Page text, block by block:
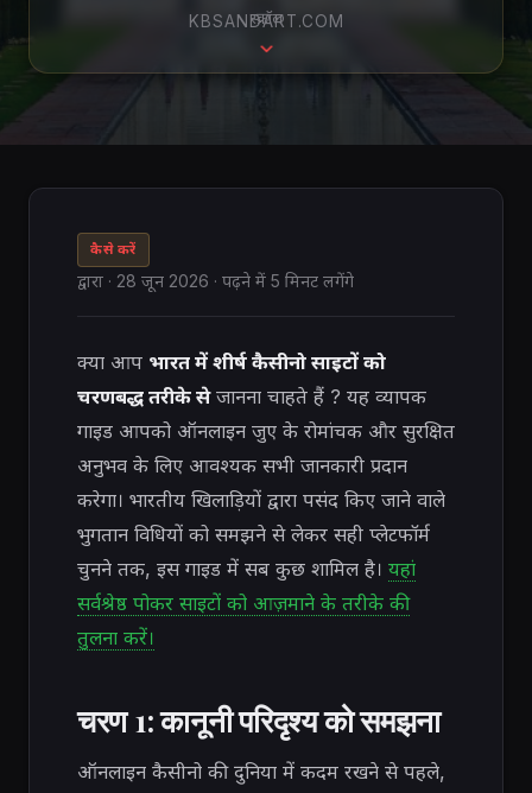
KBSANDART.COM
स्क्रॉल
कैसे करें
द्वारा · 28 जून 2026 · पढ़ने में 5 मिनट लगेंगे
क्या आप भारत में शीर्ष कैसीनो साइटों को
चरणबद्ध तरीके सेजानना चाहते हैं ? यह व्यापक
गाइड आपको ऑनलाइन जुए के रोमांचक और सुरक्षित
अनुभव के लिए आवश्यक सभी जानकारी प्रदान
करेगा। भारतीय खिलाड़ियों द्वारा पसंद किए जाने वाले
भुगतान विधियों को समझने से लेकर सही प्लेटफॉर्म
चुनने तक, इस गाइड में सब कुछ शामिल है। यहां
सर्वश्रेष्ठ पोकर साइटों को आज़माने के तरीके की
तुलना करें।
चरण 1: कानूनी परिदृश्य को समझना
ऑनलाइन कैसीनो की दुनिया में कदम रखने से पहले,